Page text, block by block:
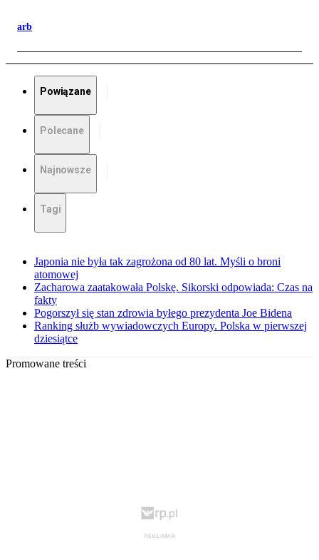
arb
Powiązane
Polecane
Najnowsze
Tagi
Japonia nie była tak zagrożona od 80 lat. Myśli o broni
atomowej
Zacharowa zaatakowała Polskę. Sikorski odpowiada: Czas na
fakty
Pogorszył się stan zdrowia byłego prezydenta Joe Bidena
Ranking służb wywiadowczych Europy. Polska w pierwszej
dziesiątce
Promowane treści